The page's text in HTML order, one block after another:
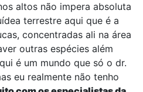
altos não impera absoluta
terrestre aqui que é a
concentradas ali na área
outras espécies além
é um mundo que só o dr.
eu realmente não tenho